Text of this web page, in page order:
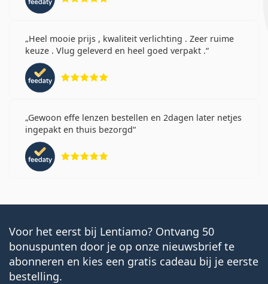
Heel mooie prijs , kwaliteit verlichting . Zeer ruime
keuze . Vlug geleverd en heel goed verpakt .
Gewoon effe lenzen bestellen en 2dagen later netjes
ingepakt en thuis bezorgd
Voor het eerst bij Lentiamo? Ontvang 50
bonuspunten door je op onze nieuwsbrief te
abonneren en kies een gratis cadeau bij je eerste
bestelling.